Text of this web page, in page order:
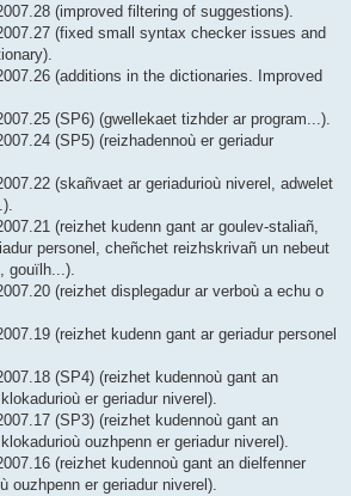
(improved filtering of suggestions).
(fixed small syntax checker issues and
(additions in the dictionaries. Improved
(SP6) (gwellekaet tizhder ar program...).
(SP5) (reizhadennoù er geriadur
(skañvaet ar geriadurioù niverel, adwelet
(reizhet kudenn gant ar goulev-staliañ,
personel, cheñchet reizhskrivañ un nebeut
gouïlh...).
(reizhet displegadur ar verboù a echu o
(reizhet kudenn gant ar geriadur personel
(SP4) (reizhet kudennoù gant an
er geriadur niverel).
(SP3) (reizhet kudennoù gant an
ouzhpenn er geriadur niverel).
(reizhet kudennoù gant an dielfenner
ouzhpenn er geriadur niverel).